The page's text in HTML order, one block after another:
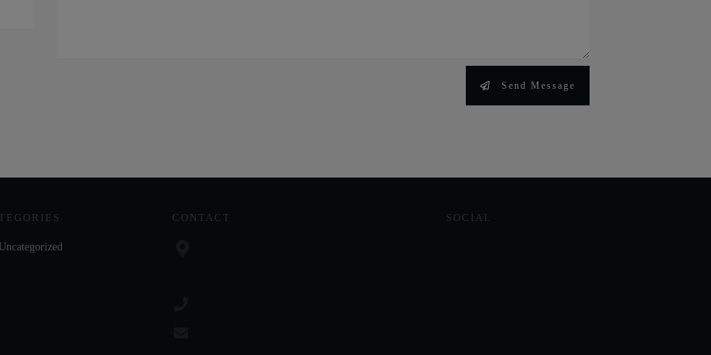
Send Message
Uncategorized
CONTACT SOCIAL